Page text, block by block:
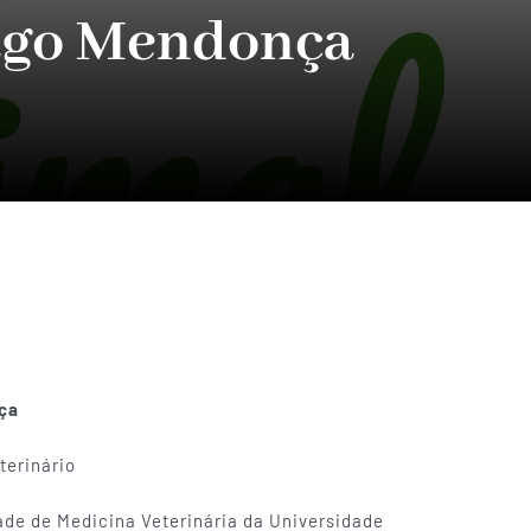
Mendonça
de Medicina Veterinária da Universidade